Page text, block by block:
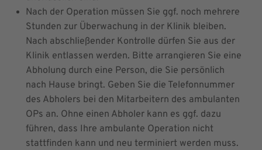
Nach der Operation müssen Sie ggf. noch mehrere
Stunden zur Überwachung in der Klinik bleiben.
Nach abschließender Kontrolle dürfen Sie aus der
Klinik entlassen werden. Bitte arrangieren Sie eine
Abholung durch eine Person, die Sie persönlich
nach Hause bringt. Geben Sie die Telefonnummer
des Abholers bei den Mitarbeitern des ambulanten
OPs an. Ohne einen Abholer kann es ggf. dazu
führen, dass Ihre ambulante Operation nicht
stattfinden kann und neu terminiert werden muss.